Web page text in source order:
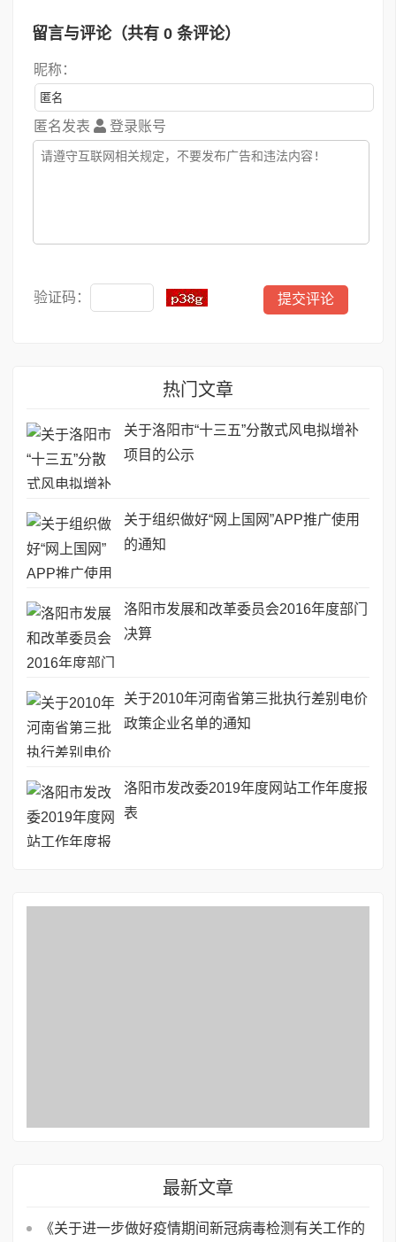
留言与评论（共有 0 条评论）
昵称：
匿名发表 登录账号
验证码：
热门文章
关于洛阳市“十三五”分散式风电拟增补
项目的公示
关于组织做好“网上国网”APP推广使用
的通知
洛阳市发展和改革委员会2016年度部门
决算
关于2010年河南省第三批执行差别电价
政策企业名单的通知
洛阳市发改委2019年度网站工作年度报
表
最新文章
《关于进一步做好疫情期间新冠病毒检测有关工作的